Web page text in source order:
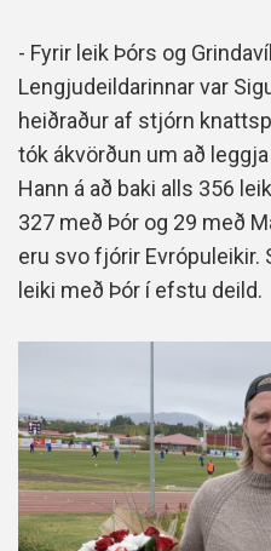
- Fyrir leik Þórs og
Lengjudeildarinnar var
heiðraður af stjórn
tók ákvörðun um að
Hann á að baki alls 356
327 með Þór og 29 með
eru svo fjórir Evrópuleikir.
leiki með Þór í efstu deild.